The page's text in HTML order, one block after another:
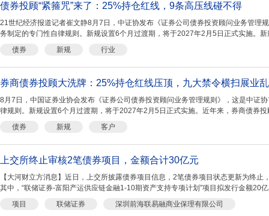
债券投顾“紧箍咒”来了：25%持仓红线，9条高压线碰不得
21世纪经济报道记者崔文静8月7日，中证协发布《证券公司债券投资顾问业务管理
务制定的专门性自律规则。新规设置6个月过渡期，将于2027年2月5日正式实施。
债券
新规 行业
券商债券投顾大洗牌：25%持仓红线压顶，九大禁令横扫展业
8月7日，中国证券业协会发布《证券公司债券投资顾问业务管理规则》，这是中证
律规则。新规设置6个月过渡期，将于2027年2月5日正式实施。近年来，券商债券
债券
新规 客户
上交所终止审核2笔债券项目，金额合计30亿元
【大河财立方消息】近日，上交所披露债券项目信息，2笔债券项目状态更新为终
其中，“联储证券-富阳产运供应链金融1-10期资产支持专项计划”项目拟发行金额20
项目
联储证券 深圳前海联易融商业保理有限公司